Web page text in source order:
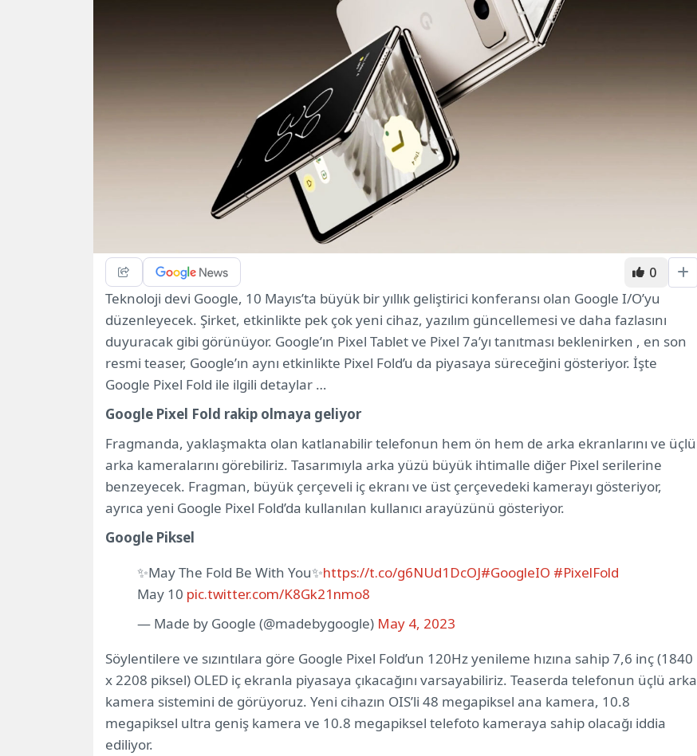
0
Teknoloji devi Google, 10 Mayıs’ta büyük bir yıllık geliştirici konferansı olan Google I/O’yu
düzenleyecek. Şirket, etkinlikte pek çok yeni cihaz, yazılım güncellemesi ve daha fazlasını
duyuracak gibi görünüyor. Google’ın Pixel Tablet ve Pixel 7a’yı tanıtması beklenirken , en son
resmi teaser, Google’ın aynı etkinlikte Pixel Fold’u da piyasaya süreceğini gösteriyor. İşte
Google Pixel Fold ile ilgili detaylar …
Google Pixel Fold rakip olmaya geliyor
Fragmanda, yaklaşmakta olan katlanabilir telefonun hem ön hem de arka ekranlarını ve üçlü
arka kameralarını görebiliriz. Tasarımıyla arka yüzü büyük ihtimalle diğer Pixel serilerine
benzeyecek. Fragman, büyük çerçeveli iç ekranı ve üst çerçevedeki kamerayı gösteriyor,
ayrıca yeni Google Pixel Fold’da kullanılan kullanıcı arayüzünü gösteriyor.
Google Piksel
✨May The Fold Be With You✨https://t.co/g6NUd1DcOJ#GoogleIO #PixelFold
May 10 pic.twitter.com/K8Gk21nmo8
— Made by Google (@madebygoogle) May 4, 2023
Söylentilere ve sızıntılara göre Google Pixel Fold’un 120Hz yenileme hızına sahip 7,6 inç (1840
x 2208 piksel) OLED iç ekranla piyasaya çıkacağını varsayabiliriz. Teaserda telefonun üçlü arka
kamera sistemini de görüyoruz. Yeni cihazın OIS’li 48 megapiksel ana kamera, 10.8
megapiksel ultra geniş kamera ve 10.8 megapiksel telefoto kameraya sahip olacağı iddia
ediliyor.